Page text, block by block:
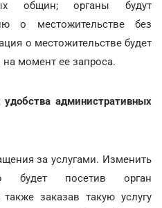
общин; органы будут
о местожительстве без
о местожительстве будет
на момент ее запроса.
административных
за услугами. Изменить
будет посетив орган
заказав такую услугу